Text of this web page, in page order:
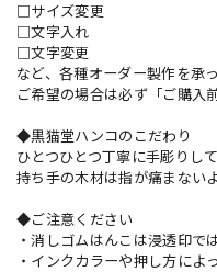
□サイズ変更
□文字入れ
□文字変更
など、各種オーダー製作を承
ご希望の場合は必ず「ご購入
◆黒猫堂ハンコのこだわり
ひとつひとつ丁寧に手彫りし
持ち手の木材は指が痛まない
◆ご注意ください
・消しゴムはんこは浸透印で
・インクカラーや押し方によ